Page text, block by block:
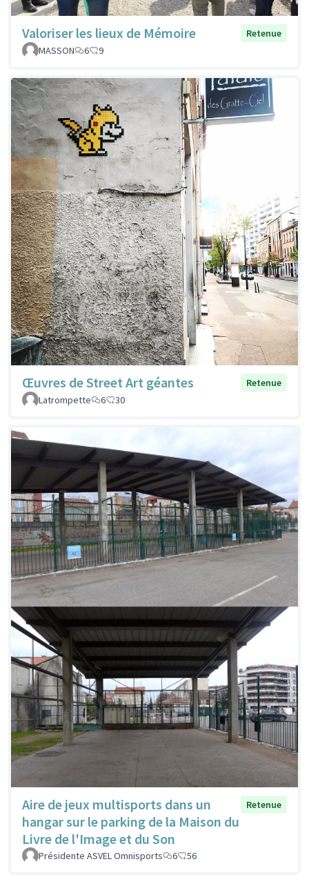
Valoriser les lieux de Mémoire
Retenue
MASSON
6 9
Œuvres de Street Art géantes
Retenue
Latrompette
6 30
Aire de jeux multisports dans un
hangar sur le parking de la Maison du
Livre de l'Image et du Son
Retenue
Présidente ASVEL Omnisports 6 56